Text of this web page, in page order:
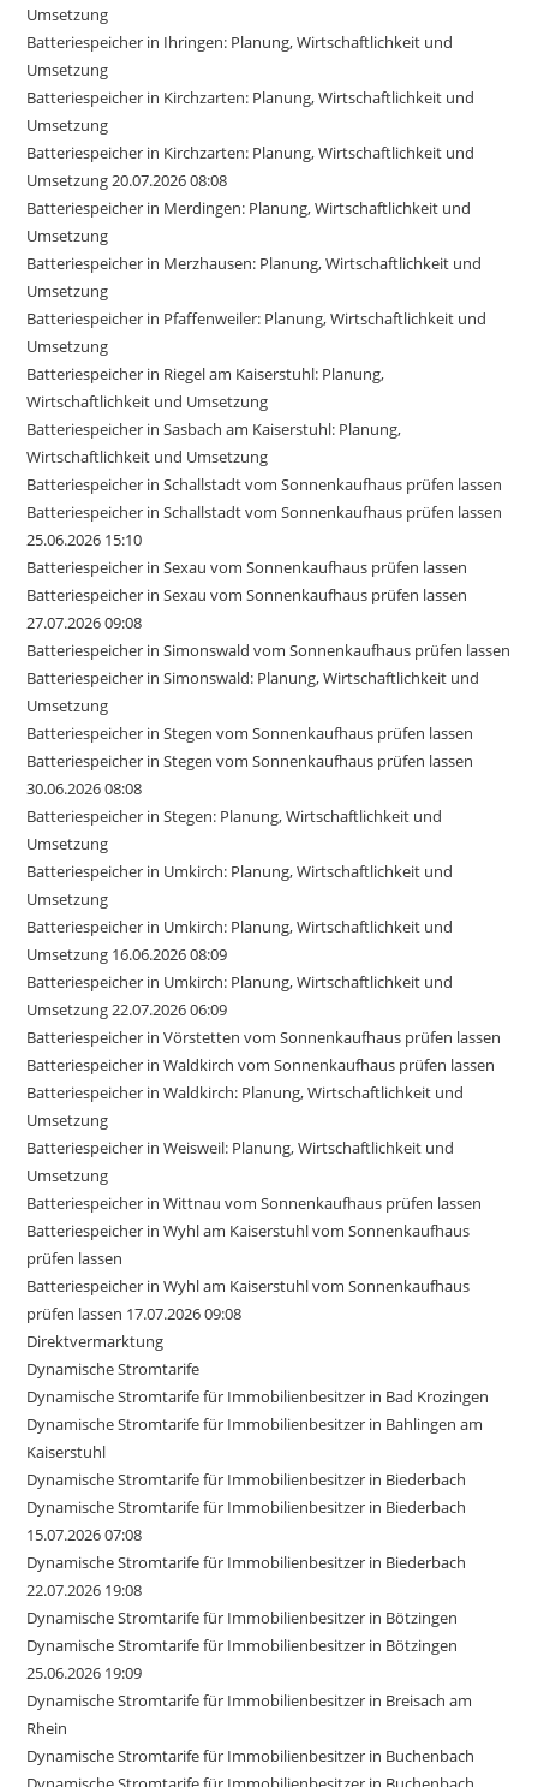
Umsetzung
Batteriespeicher in Ihringen: Planung, Wirtschaftlichkeit und
Umsetzung
Batteriespeicher in Kirchzarten: Planung, Wirtschaftlichkeit und
Umsetzung
Batteriespeicher in Kirchzarten: Planung, Wirtschaftlichkeit und
Umsetzung 20.07.2026 08:08
Batteriespeicher in Merdingen: Planung, Wirtschaftlichkeit und
Umsetzung
Batteriespeicher in Merzhausen: Planung, Wirtschaftlichkeit und
Umsetzung
Batteriespeicher in Pfaffenweiler: Planung, Wirtschaftlichkeit und
Umsetzung
Batteriespeicher in Riegel am Kaiserstuhl: Planung,
Wirtschaftlichkeit und Umsetzung
Batteriespeicher in Sasbach am Kaiserstuhl: Planung,
Wirtschaftlichkeit und Umsetzung
Batteriespeicher in Schallstadt vom Sonnenkaufhaus prüfen lassen
Batteriespeicher in Schallstadt vom Sonnenkaufhaus prüfen lassen
25.06.2026 15:10
Batteriespeicher in Sexau vom Sonnenkaufhaus prüfen lassen
Batteriespeicher in Sexau vom Sonnenkaufhaus prüfen lassen
27.07.2026 09:08
Batteriespeicher in Simonswald vom Sonnenkaufhaus prüfen lassen
Batteriespeicher in Simonswald: Planung, Wirtschaftlichkeit und
Umsetzung
Batteriespeicher in Stegen vom Sonnenkaufhaus prüfen lassen
Batteriespeicher in Stegen vom Sonnenkaufhaus prüfen lassen
30.06.2026 08:08
Batteriespeicher in Stegen: Planung, Wirtschaftlichkeit und
Umsetzung
Batteriespeicher in Umkirch: Planung, Wirtschaftlichkeit und
Umsetzung
Batteriespeicher in Umkirch: Planung, Wirtschaftlichkeit und
Umsetzung 16.06.2026 08:09
Batteriespeicher in Umkirch: Planung, Wirtschaftlichkeit und
Umsetzung 22.07.2026 06:09
Batteriespeicher in Vörstetten vom Sonnenkaufhaus prüfen lassen
Batteriespeicher in Waldkirch vom Sonnenkaufhaus prüfen lassen
Batteriespeicher in Waldkirch: Planung, Wirtschaftlichkeit und
Umsetzung
Batteriespeicher in Weisweil: Planung, Wirtschaftlichkeit und
Umsetzung
Batteriespeicher in Wittnau vom Sonnenkaufhaus prüfen lassen
Batteriespeicher in Wyhl am Kaiserstuhl vom Sonnenkaufhaus
prüfen lassen
Batteriespeicher in Wyhl am Kaiserstuhl vom Sonnenkaufhaus
prüfen lassen 17.07.2026 09:08
Direktvermarktung
Dynamische Stromtarife
Dynamische Stromtarife für Immobilienbesitzer in Bad Krozingen
Dynamische Stromtarife für Immobilienbesitzer in Bahlingen am
Kaiserstuhl
Dynamische Stromtarife für Immobilienbesitzer in Biederbach
Dynamische Stromtarife für Immobilienbesitzer in Biederbach
15.07.2026 07:08
Dynamische Stromtarife für Immobilienbesitzer in Biederbach
22.07.2026 19:08
Dynamische Stromtarife für Immobilienbesitzer in Bötzingen
Dynamische Stromtarife für Immobilienbesitzer in Bötzingen
25.06.2026 19:09
Dynamische Stromtarife für Immobilienbesitzer in Breisach am
Rhein
Dynamische Stromtarife für Immobilienbesitzer in Buchenbach